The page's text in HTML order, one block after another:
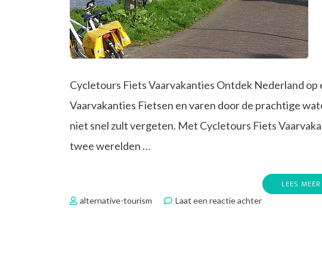
Cycletours Fiets Vaarvakanties Ontdek Nederland
Vaarvakanties Fietsen en varen door de prachtige
niet snel zult vergeten. Met Cycletours Fiets
twee werelden …
LEES MEER
alternative-tourism Laat een reactie achterop